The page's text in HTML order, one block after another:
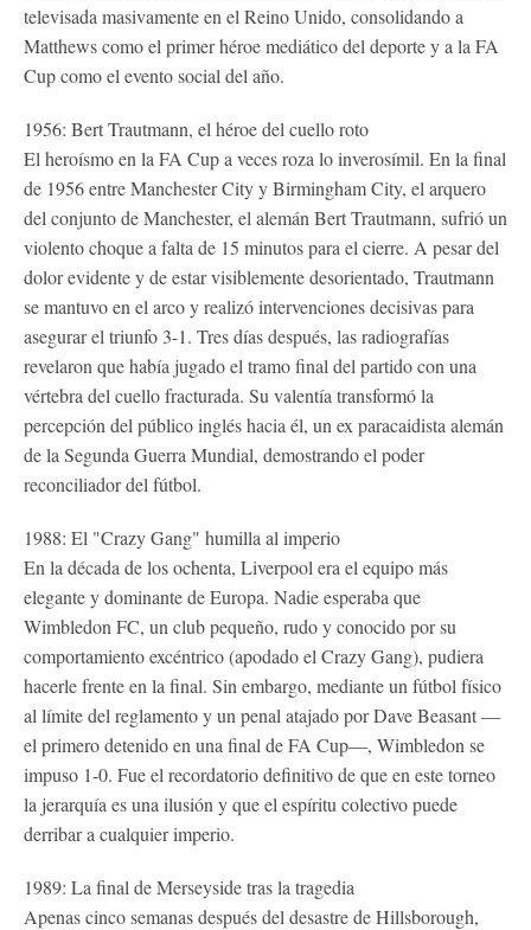
televisada masivamente en el Reino Unido, consolidando a
Matthews como el primer héroe mediático del deporte y a la FA
Cup como el evento social del año.
1956: Bert Trautmann, el héroe del cuello roto
El heroísmo en la FA Cup a veces roza lo inverosímil. En la final
de 1956 entre Manchester City y Birmingham City, el arquero
del conjunto de Manchester, el alemán Bert Trautmann, sufrió un
violento choque a falta de 15 minutos para el cierre. A pesar del
dolor evidente y de estar visiblemente desorientado, Trautmann
se mantuvo en el arco y realizó intervenciones decisivas para
asegurar el triunfo 3-1. Tres días después, las radiografías
revelaron que había jugado el tramo final del partido con una
vértebra del cuello fracturada. Su valentía transformó la
percepción del público inglés hacia él, un ex paracaidista alemán
de la Segunda Guerra Mundial, demostrando el poder
reconciliador del fútbol.
1988: El "Crazy Gang" humilla al imperio
En la década de los ochenta, Liverpool era el equipo más
elegante y dominante de Europa. Nadie esperaba que
Wimbledon FC, un club pequeño, rudo y conocido por su
comportamiento excéntrico (apodado el Crazy Gang), pudiera
hacerle frente en la final. Sin embargo, mediante un fútbol físico
al límite del reglamento y un penal atajado por Dave Beasant —
el primero detenido en una final de FA Cup—, Wimbledon se
impuso 1-0. Fue el recordatorio definitivo de que en este torneo
la jerarquía es una ilusión y que el espíritu colectivo puede
derribar a cualquier imperio.
1989: La final de Merseyside tras la tragedia
Apenas cinco semanas después del desastre de Hillsborough,